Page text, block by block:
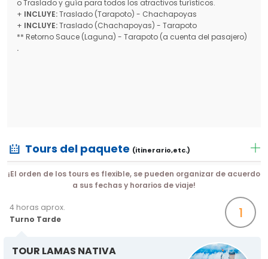
o Traslado y guía para todos los atractivos turísticos.
+ INCLUYE:Traslado (Tarapoto) - Chachapoyas
+ INCLUYE:Traslado (Chachapoyas) - Tarapoto
** Retorno Sauce (Laguna) - Tarapoto (a cuenta del pasajero)
.
Tours del paquete (itinerario,etc.)
¡El orden de los tours es flexible, se pueden organizar de acuerdo
a sus fechas y horarios de viaje!
4 horas aprox.
Turno Tarde
1
TOUR LAMAS NATIVA